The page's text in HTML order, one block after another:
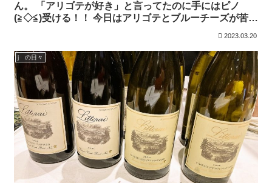
ん。 「アリゴテが好き」と言ってたのに手にはピノ
(≧◇≦)受ける！！ 今日はアリゴテとブルーチーズが苦手
2023.03.20
j の日々